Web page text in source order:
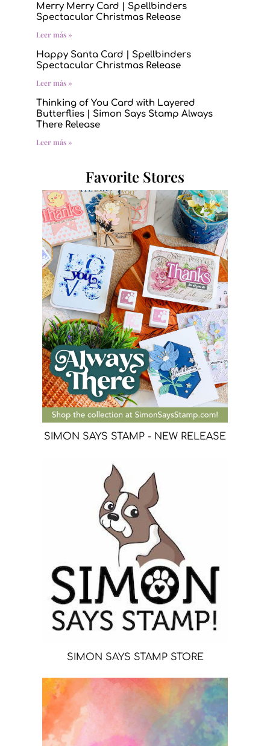
Merry Merry Card | Spellbinders
Spectacular Christmas Release
Leer más »
Happy Santa Card | Spellbinders
Spectacular Christmas Release
Leer más »
Thinking of You Card with Layered
Butterflies | Simon Says Stamp Always
There Release
Leer más »
Favorite Stores
SIMON SAYS STAMP - NEW RELEASE
SIMON SAYS STAMP STORE